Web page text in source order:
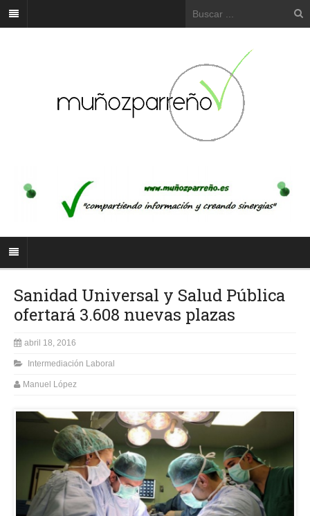
Sanidad Universal y Salud Pública
ofertará 3.608 nuevas plazas
abril 18, 2016
Intermediación Laboral
Manuel López